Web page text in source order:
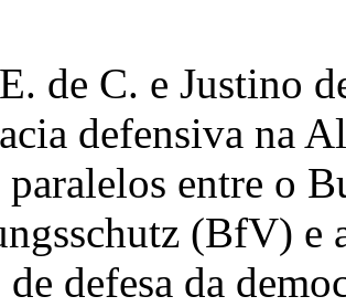
de C. e Justino
defensiva na
paralelos entre o
(BfV) e
defesa da